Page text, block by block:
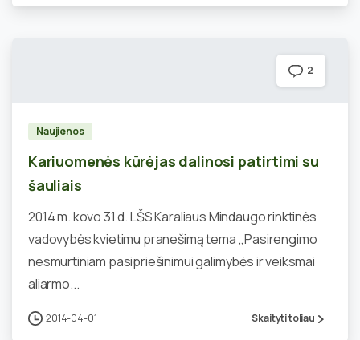
2
Naujienos
Kariuomenės kūrėjas dalinosi patirtimi su
šauliais
2014 m. kovo 31 d. LŠS Karaliaus Mindaugo rinktinės
vadovybės kvietimu pranešimą tema ,,Pasirengimo
nesmurtiniam pasipriešinimui galimybės ir veiksmai
aliarmo...
2014-04-01 Skaityti toliau